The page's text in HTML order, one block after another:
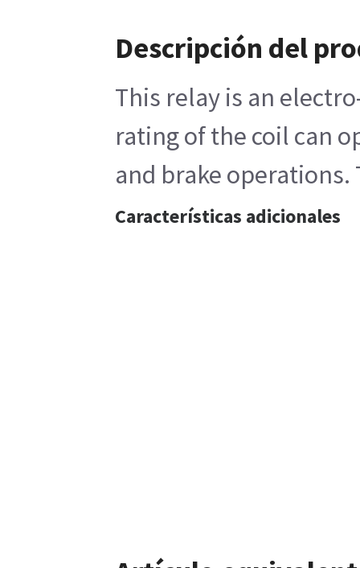
Descripción del
This relay is an
rating of the coil can
and brake operations.
Características adicionales